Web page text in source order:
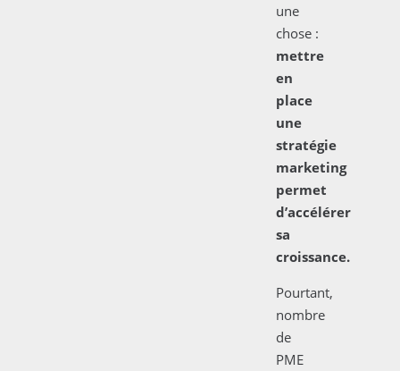
une
chose :
mettre
en
place
une
stratégie
marketing
permet
d’accélérer
sa
croissance.
Pourtant,
nombre
de
PME